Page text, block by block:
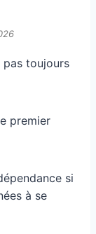
pas toujours
premier
si
à se